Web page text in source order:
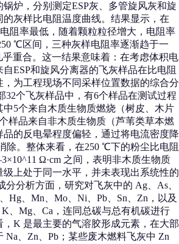
炉，分别测定ESP灰、多管旋风灰和旋
的灰样比电阻温度曲线。结果显示，在
阻率最低，随着颗粒粒径增大，电阻率
℃区间，三种灰样电阻率逐渐趋于一
重合。这一结果意味着：在考虑体积电
ESP和旋风分离器的飞灰样品在比电阻
为工程现场不同采样位置数据的综合分
32个飞灰样品中，有6个样品在测试过程
5个来自木质生物质燃烧（树皮、木片
样品来自非木质生物质（芦苇类草本燃
的反电晕程度偏轻，通过将电流密度降
除。整体来看，在250 ℃下的粉尘比电阻
Ω·cm 之间，表明非木质生物质
上处于同一水平，并未表现出系统性的
分分析方面，研究对飞灰中的 Ag、As、
Hg、Mn、Mo、Ni、Pb、Sn、Zn，以及
K、Mg、Ca，连同总碳与总有机碳进行
，K 是最主要的气溶胶形成元素，在大部
Na、Zn、Pb；某些废木燃料飞灰中 Zn